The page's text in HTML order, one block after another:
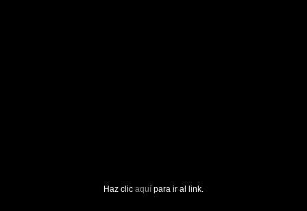
Haz clic aquí para ir al link.